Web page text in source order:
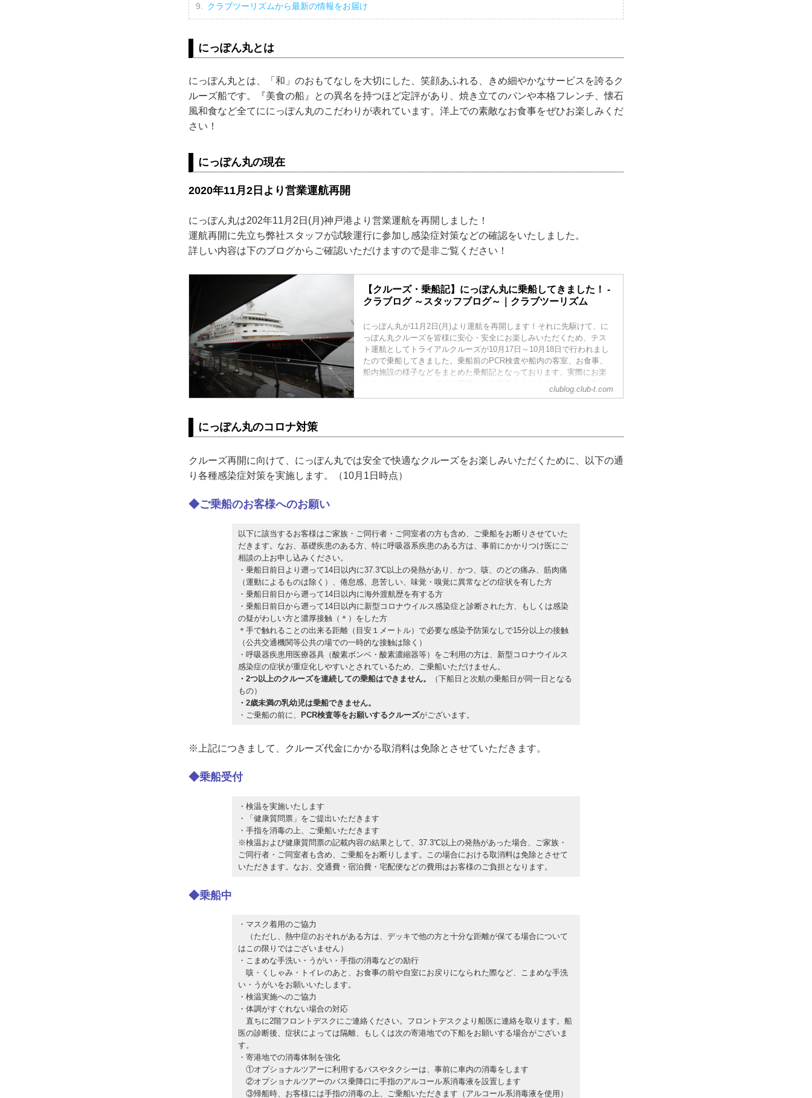
クラブツーリズムから最新の情報をお届け
にっぽん丸とは
にっぽん丸とは、「和」のおもてなしを大切にした、笑顔あふれる、きめ細やかなサービスを誇るク
ルーズ船です。『美食の船』との異名を持つほど定評があり、焼き立てのパンや本格フレンチ、懐石
風和食など全てににっぽん丸のこだわりが表れています。洋上での素敵なお食事をぜひお楽しみくだ
さい！
にっぽん丸の現在
2020年11月2日より営業運航再開
にっぽん丸は202年11月2日(月)神戸港より営業運航を再開しました！
運航再開に先立ち弊社スタッフが試験運行に参加し感染症対策などの確認をいたしました。
詳しい内容は下のブログからご確認いただけますので是非ご覧ください！
【クルーズ・乗船記】にっぽん丸に乗船してきました！ -
クラブログ ～スタッフブログ～｜クラブツーリズム
にっぽん丸が11月2日(月)より運航を再開します！それに先駆けて、に
っぽん丸クルーズを皆様に安心・安全にお楽しみいただくため、テス
ト運航としてトライアルクルーズが10月17日～10月18日で行われまし
たので乗船してきました。乗船前のPCR検査や船内の客室、お食事、
船内施設の様子などをまとめた乗船記となっております。実際にお楽
clublog.club-t.com
にっぽん丸のコロナ対策
クルーズ再開に向けて、にっぽん丸では安全で快適なクルーズをお楽しみいただくために、以下の通
り各種感染症対策を実施します。（10月1日時点）
◆ご乗船のお客様へのお願い
以下に該当するお客様はご家族・ご同行者・ご同室者の方も含め、ご乗船をお断りさせていた
だきます。なお、基礎疾患のある方、特に呼吸器系疾患のある方は、事前にかかりつけ医にご
相談の上お申し込みください。
・乗船日前日より遡って14日以内に37.3℃以上の発熱があり、かつ、咳、のどの痛み、筋肉痛
（運動によるものは除く）、倦怠感、息苦しい、味覚・嗅覚に異常などの症状を有した方
・乗船日前日から遡って14日以内に海外渡航歴を有する方
・乗船日前日から遡って14日以内に新型コロナウイルス感染症と診断された方、もしくは感染
の疑がわしい方と濃厚接触（＊）をした方
＊手で触れることの出来る距離（目安１メートル）で必要な感染予防策なしで15分以上の接触
（公共交通機関等公共の場での一時的な接触は除く）
・呼吸器疾患用医療器具（酸素ボンベ・酸素濃縮器等）をご利用の方は、新型コロナウイルス
感染症の症状が重症化しやすいとされているため、ご乗船いただけません。
・2つ以上のクルーズを連続しての乗船はできません。
（下船日と次航の乗船日が同一日となる
もの）
・2歳未満の乳幼児は乗船できません。
・ご乗船の前に、 PCR検査等をお願いするクルーズがございます。
※上記につきまして、クルーズ代金にかかる取消料は免除とさせていただきます。
◆乗船受付
・検温を実施いたします
・「健康質問票」をご提出いただきます
・手指を消毒の上、ご乗船いただきます
※検温および健康質問票の記載内容の結果として、37.3℃以上の発熱があった場合、ご家族・
ご同行者・ご同室者も含め、ご乗船をお断りします。この場合における取消料は免除とさせて
いただきます。なお、交通費・宿泊費・宅配便などの費用はお客様のご負担となります。
◆乗船中
・マスク着用のご協力
（ただし、熱中症のおそれがある方は、デッキで他の方と十分な距離が保てる場合について
はこの限りではございません）
・こまめな手洗い・うがい・手指の消毒などの励行
咳・くしゃみ・トイレのあと、お食事の前や自室にお戻りになられた際など、こまめな手洗
い・うがいをお願いいたします。
・検温実施へのご協力
・体調がすぐれない場合の対応
直ちに2階フロントデスクにご連絡ください。フロントデスクより船医に連絡を取ります。船
医の診断後、症状によっては隔離、もしくは次の寄港地での下船をお願いする場合がございま
す。
・寄港地での消毒体制を強化
①オプショナルツアーに利用するバスやタクシーは、事前に車内の消毒をします
②オプショナルツアーのバス乗降口に手指のアルコール系消毒液を設置します
③帰船時、お客様には手指の消毒の上、ご乗船いただきます（アルコール系消毒液を使用）